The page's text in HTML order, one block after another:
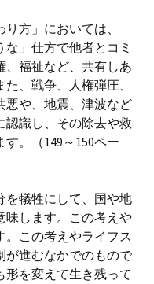
方」においては、
な」仕方で他者とコミ
、福祉など、共有しあ
、戦争、人権弾圧、
悪や、地震、津波など
認識し、その除去や救
。（149～150ペー
を犠牲にして、国や地
味します。この考えや
この考えやライフス
が進むなかでのもので
を変えて生き残って